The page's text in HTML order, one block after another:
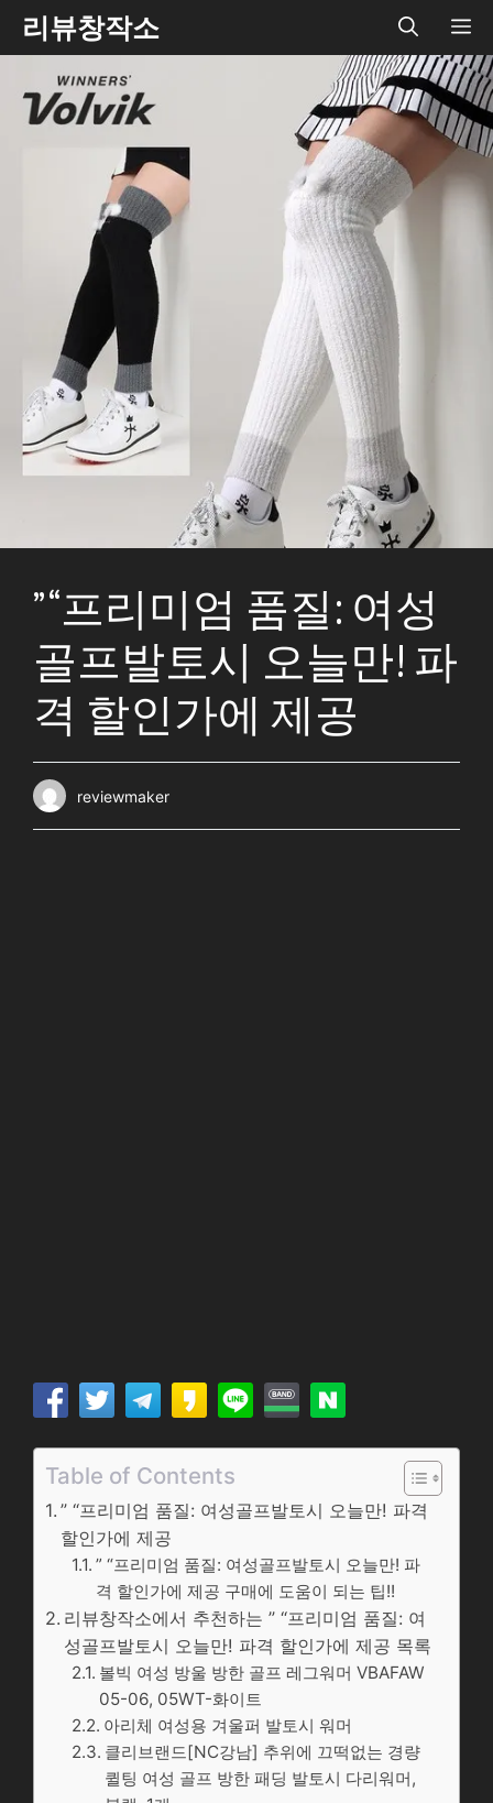
Skip리뷰창작소
” “프리미엄 품질: 여성
골프발토시 오늘만! 파
격 할인가에 제공
reviewmaker
Table of Contents
” “프리미엄 품질: 여성골프발토시 오늘만! 파격
할인가에 제공
” “프리미엄 품질: 여성골프발토시 오늘만! 파
격 할인가에 제공 구매에 도움이 되는 팁!!
리뷰창작소에서 추천하는 ” “프리미엄 품질: 여
성골프발토시 오늘만! 파격 할인가에 제공 목록
볼빅 여성 방울 방한 골프 레그워머 VBAFAW
05-06, 05WT-화이트
아리체 여성용 겨울퍼 발토시 워머
클리브랜드[NC강남] 추위에 끄떡없는 경량
퀼팅 여성 골프 방한 패딩 발토시 다리워머,